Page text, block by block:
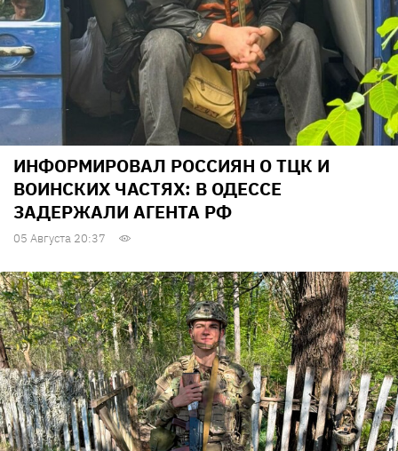
ИНФОРМИРОВАЛ РОССИЯН О ТЦК И
ВОИНСКИХ ЧАСТЯХ: В ОДЕССЕ
ЗАДЕРЖАЛИ АГЕНТА РФ
05 Августа 20:37